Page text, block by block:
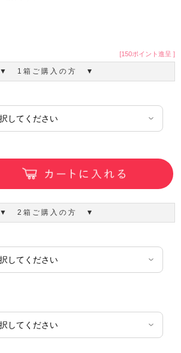
[150ポイント進呈 ]
▼ 1箱ご購入の方 ▼
▼ 2箱ご購入の方 ▼